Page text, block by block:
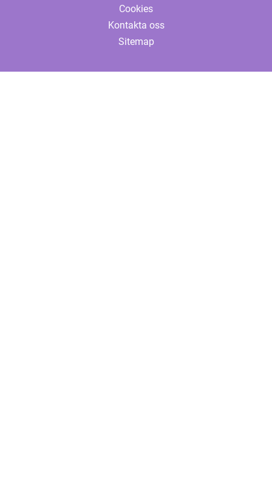
Cookies
Kontakta oss
Sitemap